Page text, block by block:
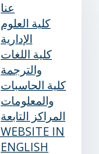
عنا
كلية العلوم
الإدارية
كلية اللغات
والترجمة
كلية الحاسبات
والمعلومات
المراكز التابعة
WEBSITE IN
ENGLISH